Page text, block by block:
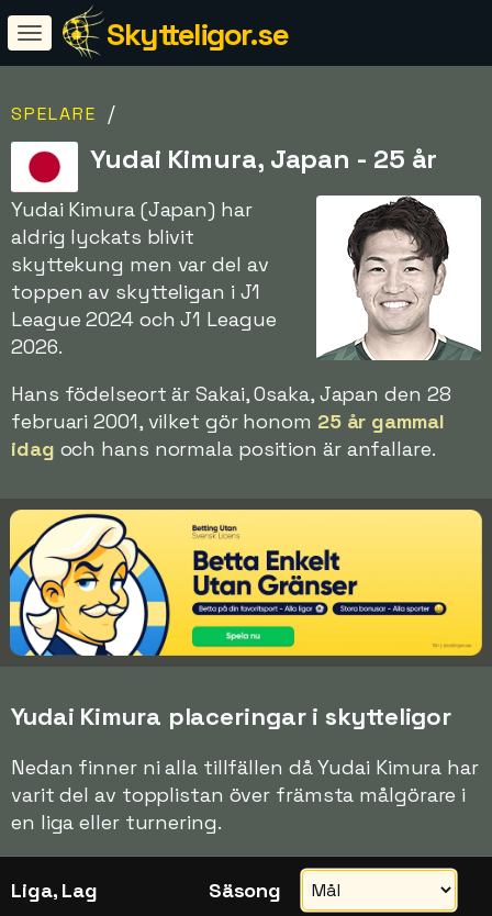
Skytteligor.se
SPELARE /
Yudai Kimura, Japan - 25 år
Yudai Kimura (Japan) har
aldrig lyckats blivit
skyttekung men var del av
toppen av skytteligan i J1
League 2024 och J1 League
2026.
Hans födelseort är Sakai, Osaka, Japan den 28
februari 2001, vilket gör honom 25 år gammal
idag och hans normala position är anfallare.
Yudai Kimura placeringar i skytteligor
Nedan finner ni alla tillfällen då Yudai Kimura har
varit del av topplistan över främsta målgörare i
en liga eller turnering.
Liga, Lag Säsong